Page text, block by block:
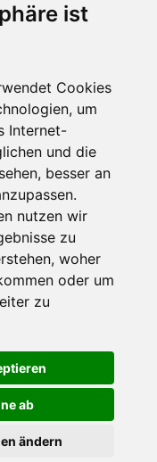
ist
Cookies
um
Internet-
und die
besser an
nutzen wir
zu
woher
oder um
zu
ab
ändern